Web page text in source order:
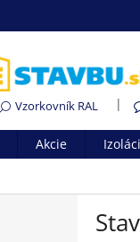
Vzorkovník RAL
Akcie